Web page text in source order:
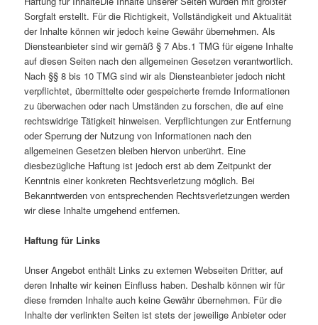
Sorgfalt erstellt. Für die Richtigkeit, Vollständigkeit und Aktualität
der Inhalte können wir jedoch keine Gewähr übernehmen. Als
Diensteanbieter sind wir gemäß § 7 Abs.1 TMG für eigene Inhalte
auf diesen Seiten nach den allgemeinen Gesetzen verantwortlich.
Nach §§ 8 bis 10 TMG sind wir als Diensteanbieter jedoch nicht
verpflichtet, übermittelte oder gespeicherte fremde Informationen
zu überwachen oder nach Umständen zu forschen, die auf eine
rechtswidrige Tätigkeit hinweisen. Verpflichtungen zur Entfernung
oder Sperrung der Nutzung von Informationen nach den
allgemeinen Gesetzen bleiben hiervon unberührt. Eine
diesbezügliche Haftung ist jedoch erst ab dem Zeitpunkt der
Kenntnis einer konkreten Rechtsverletzung möglich. Bei
Bekanntwerden von entsprechenden Rechtsverletzungen werden
wir diese Inhalte umgehend entfernen.
Haftung für Links
Unser Angebot enthält Links zu externen Webseiten Dritter, auf
deren Inhalte wir keinen Einfluss haben. Deshalb können wir für
diese fremden Inhalte auch keine Gewähr übernehmen. Für die
Inhalte der verlinkten Seiten ist stets der jeweilige Anbieter oder